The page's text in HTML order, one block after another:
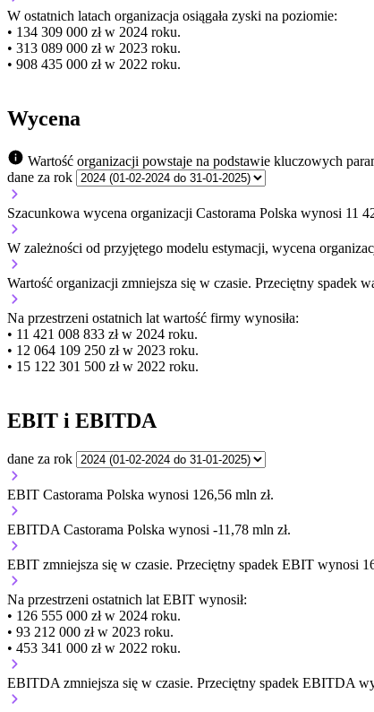
W ostatnich latach organizacja osiągała zyski na poziomie:
• 134 309 000 zł w 2024 roku.
• 313 089 000 zł w 2023 roku.
• 908 435 000 zł w 2022 roku.
Wycena
Wartość organizacji powstaje na podstawie kluczowych
dane za rok
Szacunkowa wycena organizacji Castorama Polska wynosi 11
W zależności od przyjętego modelu estymacji, wycena
Wartość organizacji zmniejsza się w czasie. Przeciętny spadek
Na przestrzeni ostatnich lat wartość firmy wynosiła:
• 11 421 008 833 zł w 2024 roku.
• 12 064 109 250 zł w 2023 roku.
• 15 122 301 500 zł w 2022 roku.
EBIT i EBITDA
dane za rok
EBIT Castorama Polska wynosi 126,56 mln zł.
EBITDA Castorama Polska wynosi -11,78 mln zł.
EBIT zmniejsza się w czasie. Przeciętny spadek EBIT wynosi
Na przestrzeni ostatnich lat EBIT wynosił:
• 126 555 000 zł w 2024 roku.
• 93 212 000 zł w 2023 roku.
• 453 341 000 zł w 2022 roku.
EBITDA zmniejsza się w czasie. Przeciętny spadek EBITDA